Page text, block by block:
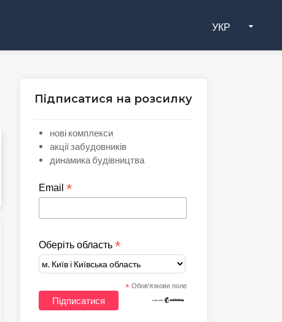
УКР
Підписатися на розсилку
нові комплекси
акції забудовників
динамика будівництва
Email*
Оберіть область*
* Обов'язкове поле